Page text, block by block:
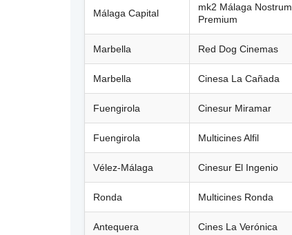
Málaga Capital
mk2 Málaga Nostrum
Premium
Marbella Red Dog Cinemas
Marbella Cinesa La Cañada
Fuengirola Cinesur Miramar
Fuengirola Multicines Alfil
Vélez-Málaga Cinesur El Ingenio
Ronda Multicines Ronda
Antequera Cines La Verónica